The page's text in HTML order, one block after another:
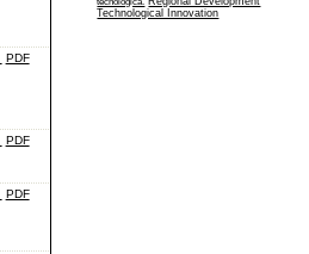
Technological Innovation
PDF
PDF
PDF